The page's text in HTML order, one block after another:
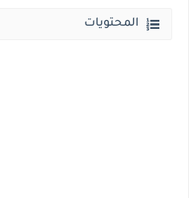
المحتويات